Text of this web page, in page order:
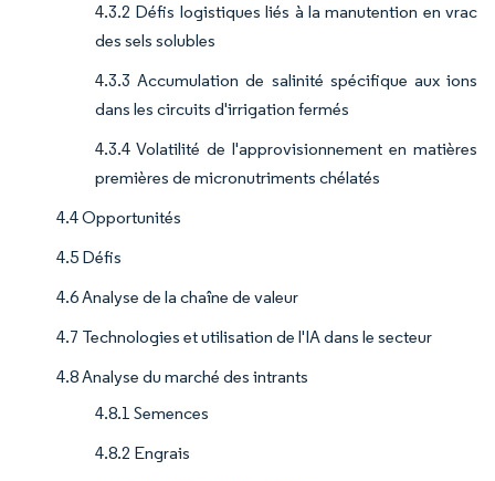
4.3.2 Défis logistiques liés à la manutention en vrac
des sels solubles
4.3.3 Accumulation de salinité spécifique aux ions
dans les circuits d'irrigation fermés
4.3.4 Volatilité de l'approvisionnement en matières
premières de micronutriments chélatés
4.4 Opportunités
4.5 Défis
4.6 Analyse de la chaîne de valeur
4.7 Technologies et utilisation de l'IA dans le secteur
4.8 Analyse du marché des intrants
4.8.1 Semences
4.8.2 Engrais